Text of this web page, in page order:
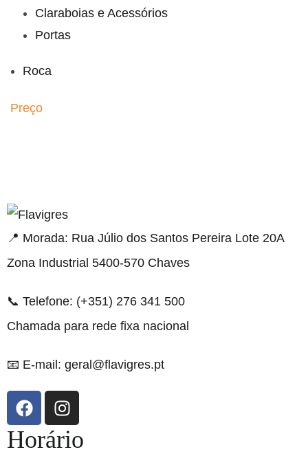
Claraboias e Acessórios
Portas
Roca
Preço
resmi adresi
📍 Morada: Rua Júlio dos Santos Pereira Lote 20A
Zona Industrial 5400-570 Chaves
📞 Telefone: (+351) 276 341 500
Chamada para rede fixa nacional
📧 E-mail: geral@flavigres.pt
Horário